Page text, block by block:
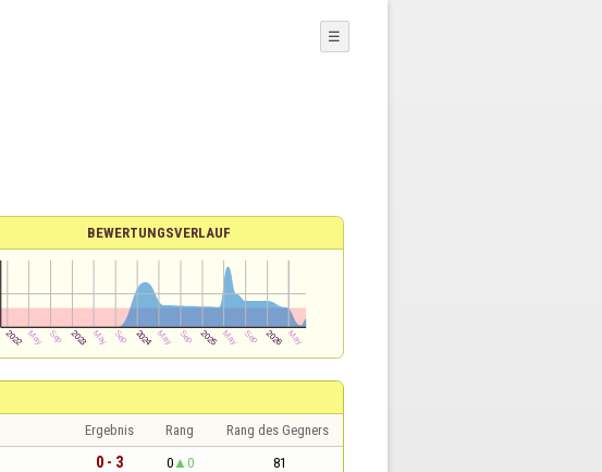
☰
BEWERTUNGSVERLAUF
Ergebnis Rang Rang des Gegners
0 - 3 0 0 81